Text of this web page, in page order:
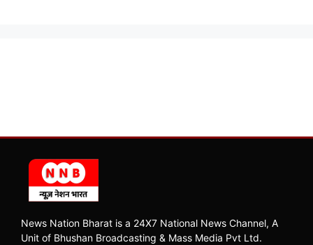
News Nation Bharat is a 24X7 National News Channel, A
Unit of Bhushan Broadcasting & Mass Media Pvt Ltd.